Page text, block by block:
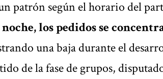
patrón según el horario del
los pedidos se
una baja durante el
de la fase de grupos,